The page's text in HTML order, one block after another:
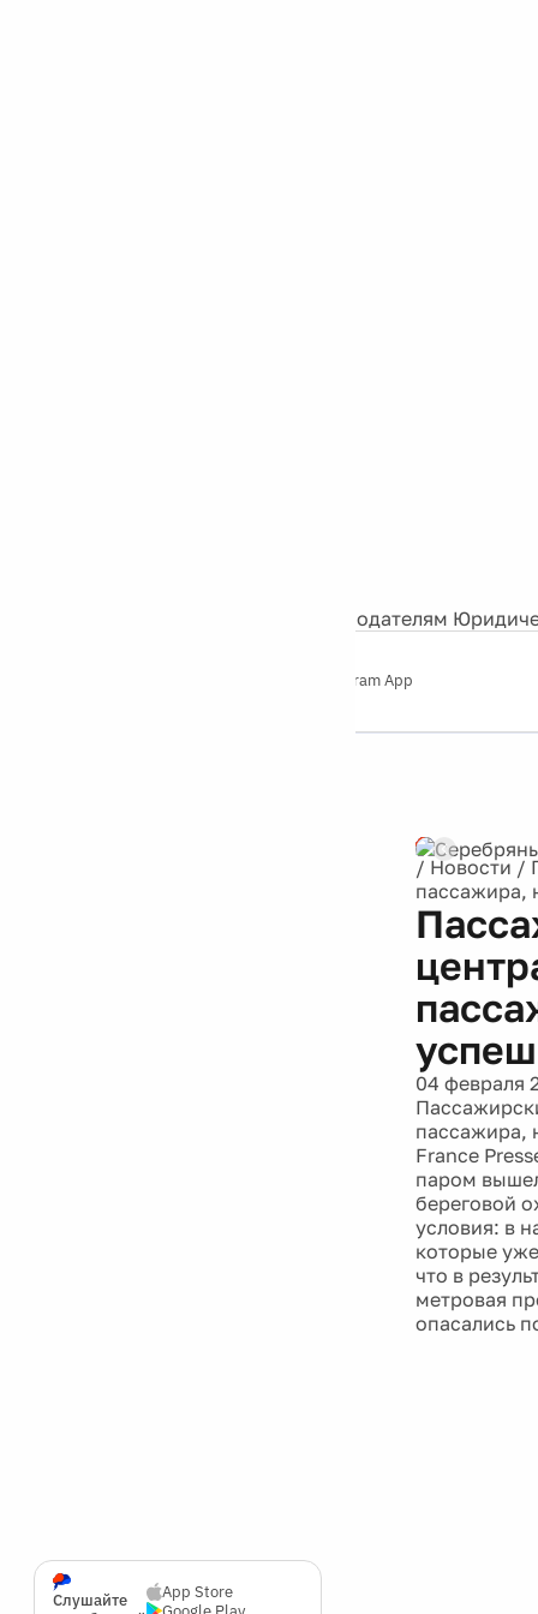
Рекламодателям
Telegram App
Слушайте
App Store
/ Новости /
пассажира,
04 февраля
пассажира,
France
паром
береговой
условия: в
которые
что в
метровая
опасались